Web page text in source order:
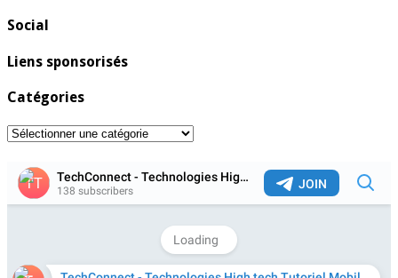
Social
Liens sponsorisés
Catégories
Catégories